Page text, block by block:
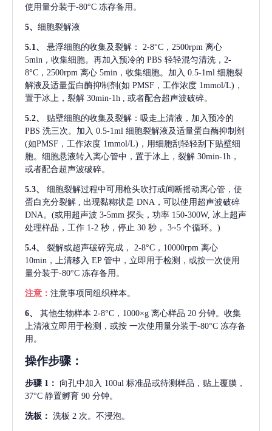
使用量分装于-80°C 冻存备用。
5、 细胞裂解液
5.1、 悬浮细胞的收集及裂解：
2-8°C，2500rpm 离心
5min，收集细胞。再加入预冷的 PBS 轻轻混匀清洗，2-
8°C，2500rpm 离心 5min，收集细胞。加入 0.5-1ml 细胞裂
解液及适量蛋白酶抑制剂(如 PMSF，工作浓度 1mmol/L)，
置于冰上，裂解 30min-1h , 或者配合超声波破碎。
5.2、
贴壁细胞的收集及裂解：吸走上清液，加入预冷的
PBS 洗三次。加入 0.5-1ml 细胞裂解液及适量蛋白酶抑制剂
(如PMSF，工作浓度 1mmol/L)，用细胞刮轻轻刮下贴壁细
胞。细胞悬液转入离心管中，置于冰上，裂解 30min-1h，
或者配合超声波破碎。
5.3、
细胞裂解过程中可用枪头吹打或间断摇动离心管，使
蛋白充分裂解 , 出现黏糊状是 DNA，可以使用超声波破碎
DNA。(或用超声波 3-5mm 探头，功率 150-300W, 冰上超声
处理样品，工作 1-2 秒，停止 30 秒， 3~5 个循环。)
5.4、 裂解或超声破碎完成，
2-8°C，10000rpm 离心
10min，上清移入 EP 管中，立即用于检测，或按一次使用
量分装于-80°C 冻存备用。
注意： 注意事项同组织样本。
6、 其他生物样本 2-8°C，1000×g 离心样品 20 分钟。收集
上清液立即用于检测，或按 一次使用量分装于-80°C 冻存备
用。
操作步骤：
步骤 1： 向孔中加入 100ul 标准品或待测样品，贴上覆膜，
37°C 静置孵育 90 分钟。
洗板： 洗板 2 次。不浸泡。